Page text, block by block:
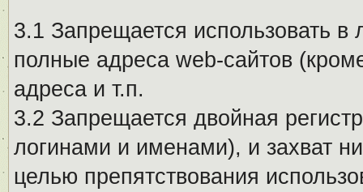
3.1 Запрещается использовать
полные адреса web-сайтов
адреса и т.п.
3.2 Запрещается двойная
логинами и именами), и захват
целью препятствования